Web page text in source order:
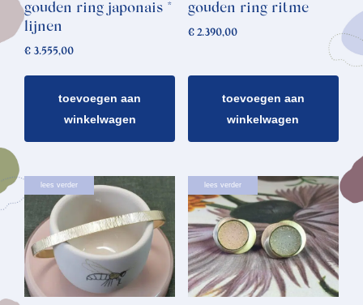
gouden ring japonais *
lijnen
€ 3.555,00
toevoegen aan
winkelwagen
gouden ring ritme
€2.390,00
toevoegen aan
winkelwagen
lees verder lees verder